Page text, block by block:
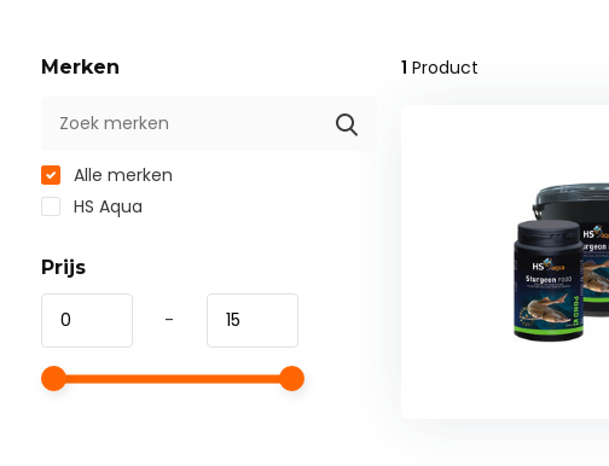
Merken
Alle merken
HS Aqua
Prijs
-
1 Product